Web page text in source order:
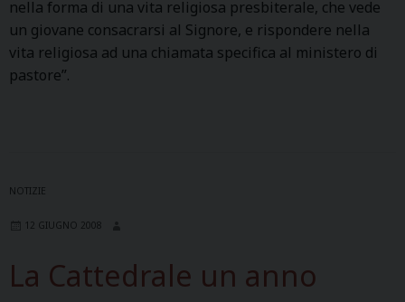
nella forma di una vita religiosa presbiterale, che vede
un giovane consacrarsi al Signore, e rispondere nella
vita religiosa ad una chiamata specifica al ministero di
pastore”.
NOTIZIE
12 GIUGNO 2008
La Cattedrale un anno